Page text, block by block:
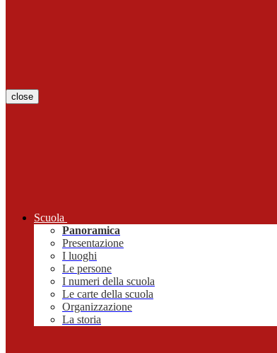
close
Scuola
Panoramica
Presentazione
I luoghi
Le persone
I numeri della scuola
Le carte della scuola
Organizzazione
La storia